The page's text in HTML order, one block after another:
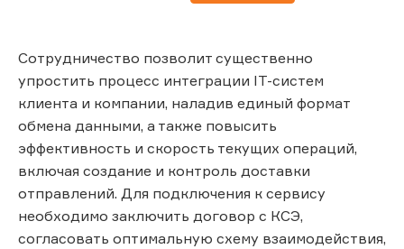
Сотрудничество позволит существенно
упростить процесс интеграции IT-систем
клиента и компании, наладив единый формат
обмена данными, а также повысить
эффективность и скорость текущих операций,
включая создание и контроль доставки
отправлений. Для подключения к сервису
необходимо заключить договор с КСЭ,
согласовать оптимальную схему взаимодействия,